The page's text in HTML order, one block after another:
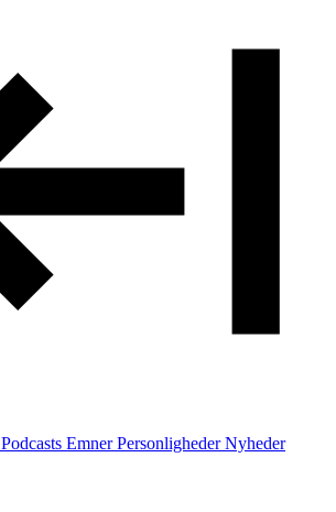
Podcasts Emner Personligheder Nyheder